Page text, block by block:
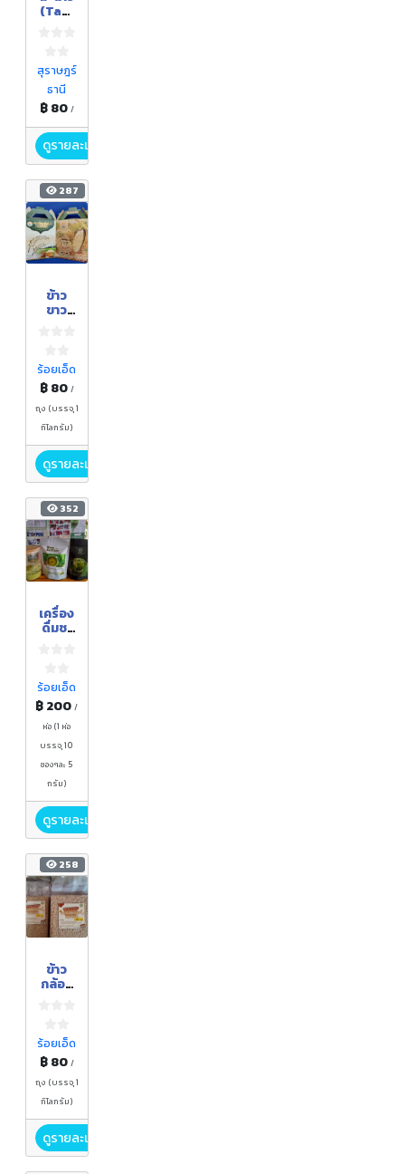
(Tahi
สุราษฎร์
ธานี
฿ 80 /
ดูรายละเอียด
287
ข้าว
ขาว
ย์
ร้อยเอ็ด
฿ 80 /
ถุง (บรรจุ 1
กิโลกรัม)
ดูรายละเอียด
352
เครื่อง
ดื่มชา
หอม
มะลิ
ตรา
หอมใบ
ข้าว
ร้อยเอ็ด
฿ 200/
ห่อ (1 ห่อ
บรรจุ 10
ซองๆละ 5
กรัม)
ดูรายละเอียด
258
ข้าว
กล้อง
ร้อยเอ็ด
฿ 80 /
ถุง (บรรจุ 1
กิโลกรัม)
ดูรายละเอียด